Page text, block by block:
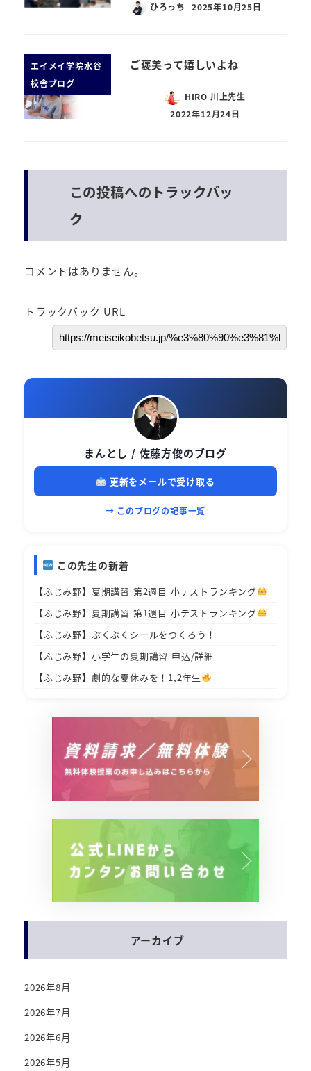
ひろっち 2025年10月25日
エイメイ学院水谷
校舎ブログ
ご褒美って嬉しいよね
HIRO 川上先生
2022年12月24日
この投稿へのトラックバッ
ク
コメントはありません。
トラックバック URL
まんとし / 佐藤方俊のブログ
更新をメールで受け取る
→ このブログの記事一覧
この先生の新着
【ふじみ野】夏期講習 第2週目 小テストランキング
【ふじみ野】夏期講習 第1週目 小テストランキング
【ふじみ野】ぷくぷくシールをつくろう！
【ふじみ野】小学生の夏期講習 申込/詳細
【ふじみ野】劇的な夏休みを！1,2年生
アーカイブ
2026年8月
2026年7月
2026年6月
2026年5月